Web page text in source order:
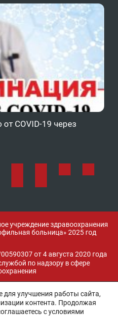
COVID-19 через
учреждение здравоохранения
больница» 2025 год
от 4 августа 2020 года
по надзору в сфере
и поддержка:
улучшения работы сайта,
контента. Продолжая
с условиями